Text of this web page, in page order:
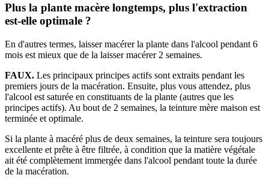
Plus la plante macère longtemps, plus l'extraction
est-elle optimale ?
En d'autres termes, laisser macérer la plante dans l'alcool pendant 6
mois est mieux que de la laisser macérer 2 semaines.
FAUX. Les principaux principes actifs sont extraits pendant les
premiers jours de la macération. Ensuite, plus vous attendez, plus
l'alcool est saturée en constituants de la plante (autres que les
principes actifs). Au bout de 2 semaines, la teinture mère maison est
terminée et optimale.
Si la plante à macéré plus de deux semaines, la teinture sera toujours
excellente et prête à être filtrée, à condition que la matière végétale
ait été complètement immergée dans l'alcool pendant toute la durée
de la macération.